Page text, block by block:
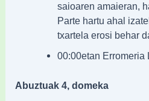
saioaren amaieran,
Parte hartu ahal
txartela erosi behar
00:00etan Erromeria
Abuztuak 4, domeka